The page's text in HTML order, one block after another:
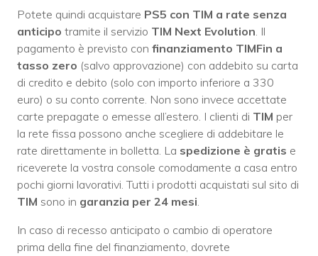
Potete quindi acquistare PS5 con TIM a rate senza
anticipo tramite il servizio TIM Next Evolution. Il
pagamento è previsto con finanziamento TIMFin a
tasso zero (salvo approvazione) con addebito su carta
di credito e debito (solo con importo inferiore a 330
euro) o su conto corrente. Non sono invece accettate
carte prepagate o emesse all’estero. I clienti di TIM per
la rete fissa possono anche scegliere di addebitare le
rate direttamente in bolletta. La spedizione è gratis e
riceverete la vostra console comodamente a casa entro
pochi giorni lavorativi. Tutti i prodotti acquistati sul sito di
TIM sono in garanzia per 24 mesi.
In caso di recesso anticipato o cambio di operatore
prima della fine del finanziamento, dovrete